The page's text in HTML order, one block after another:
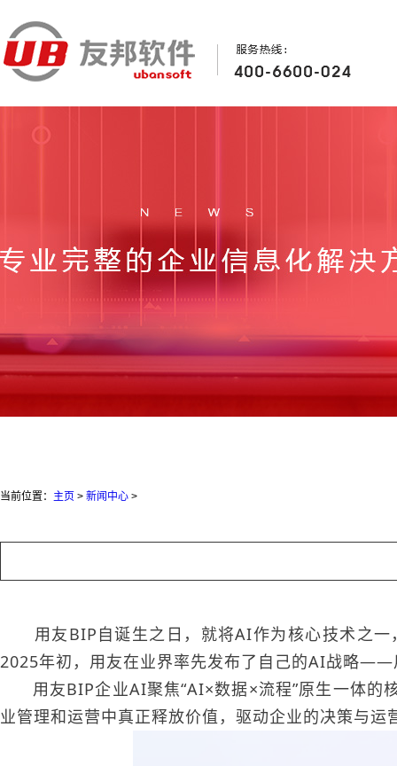
加入我们 新闻中心 联系我们
当前位置： 主页 > 新闻中心 >
用友BIP自诞生之日，就将AI作为核心技术之一
2025年初，用友在业界率先发布了自己的AI战略
用友BIP企业AI聚焦“AI×数据×流程”原生一体的
业管理和运营中真正释放价值，驱动企业的决策与运